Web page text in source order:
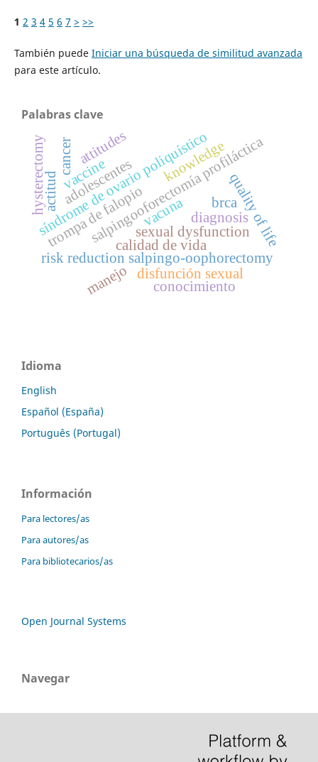
1 2 3 4 5 6 7 > >>
También puede Iniciar una búsqueda de similitud avanzada
para este artículo.
Palabras clave
brca
salpingooforectomía profiláctica
trompa de falopio
risk reduction salpingo-oophorectomy
síndrome de ovario poliquístico
calidad de vida
disfunción sexual
quality of life
sexual dysfunction
vacuna
conocimiento
actitudadolescentes
vaccine knowledge
attitudes
hysterectomy
diagnosis
manejo
cancer
Idioma
English
Español (España)
Português (Portugal)
Información
Para lectores/as
Para autores/as
Para bibliotecarios/as
Open Journal Systems
Navegar